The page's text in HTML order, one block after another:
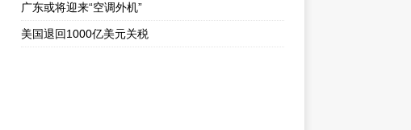
广东或将迎来“空调外机”
美国退回1000亿美元关税